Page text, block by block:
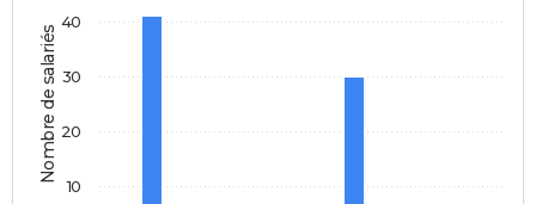
Nombre de salariés
10
20
30
40